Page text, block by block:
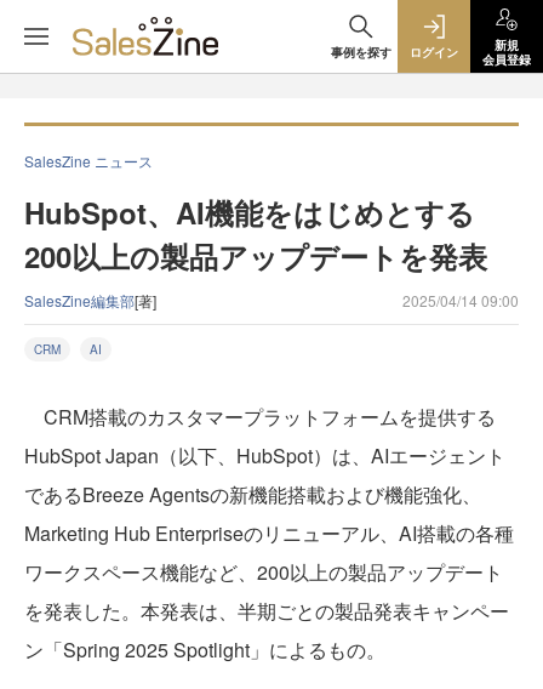
事例を探す ログイン
新規
会員登録
SalesZine ニュース
HubSpot、AI機能をはじめとする
200以上の製品アップデートを発表
SalesZine編集部[著] 2025/04/14 09:00
CRM AI
CRM搭載のカスタマープラットフォームを提供する
HubSpot Japan（以下、HubSpot）は、AIエージェント
であるBreeze Agentsの新機能搭載および機能強化、
Marketing Hub Enterpriseのリニューアル、AI搭載の各種
ワークスペース機能など、200以上の製品アップデート
を発表した。本発表は、半期ごとの製品発表キャンペー
ン「Spring 2025 Spotlight」によるもの。